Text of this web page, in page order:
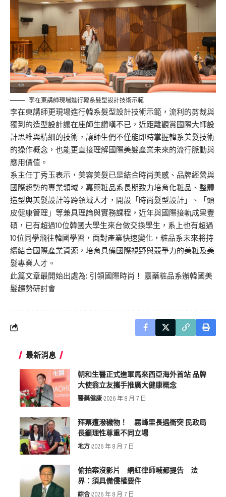
李在東講師現場進行韓系髮型設計技術示範
李在東講師更現場進行韓系髮型設計技術示範，流利的剪裁與
獨到的造型設計讓在座師生讚嘆不已，近距離觀賞國際大師設
計思維與精細的技術，讓師生們不僅能即時掌握韓系美髮技術
的操作概念，也能更直接理解國際美髮產業未來的流行脈動與
應用價值。
系主任丁秀玉表示，美容美髮已是結合時尚美感、品牌經營與
國際趨勢的專業領域，嘉藥粧品系長期致力培育化粧品、整體
造型與美髮設計等跨領域人才，開設「時尚髮型設計」、「頭
皮健康管理」等兼具理論與實務課程，近年與國際接軌成果豐
碩，已有超過10位韓國大學生來台做交換學生，系上也有超過
10位同學飛往韓國學習，面對產業快速變化，粧品系未來將持
續結合國際產業資源，培育具備國際視野與競爭力的美粧及美
髮專業人才。
此篇文章最開始出處為: 引領國際時尚！ 嘉藥粧品系辦韓國美
髮趨勢研討會
最新消息
朝和生醫正式進軍馬來西亞海外首站 品牌
大使翁立友攜手推廣大健康概念
醫藥健康 2026 年 8 月 7 日
拜票遭潑穢物！ 霧峰里長遇衝突 民政局
長籲理性尊重不同立場
地方 2026 年 8 月 7 日
偷拍案沒影片 網紅律師喊都提告 法
界：須具備侵權要件
綜合 2026 年 8 月 7 日